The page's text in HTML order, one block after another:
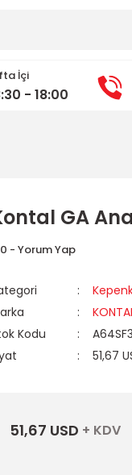
İçi
- 18:00
GA
0 - Yorum Yap
Kodu
51,67
51,67 USD + KDV